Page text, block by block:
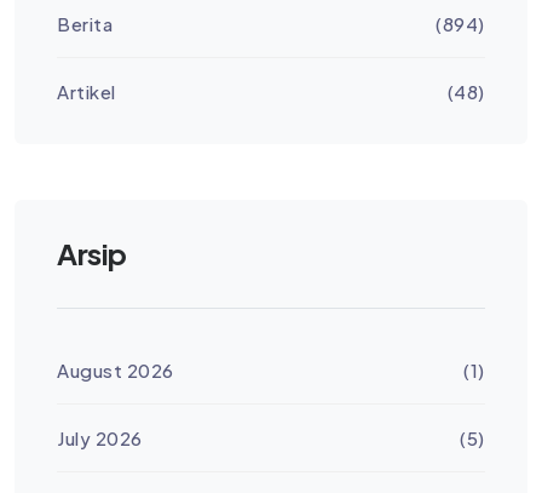
Berita (894)
Artikel (48)
Arsip
August 2026 (1)
July 2026 (5)